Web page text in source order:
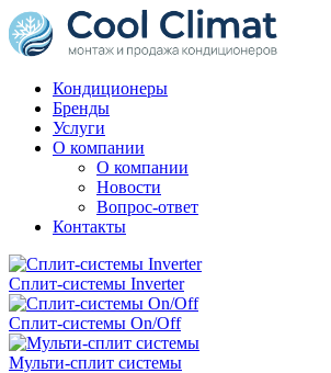
Кондиционеры
Бренды
Услуги
О компании
О компании
Новости
Вопрос-ответ
Контакты
Сплит-системы Inverter
Сплит-системы On/Off
Мульти-сплит системы